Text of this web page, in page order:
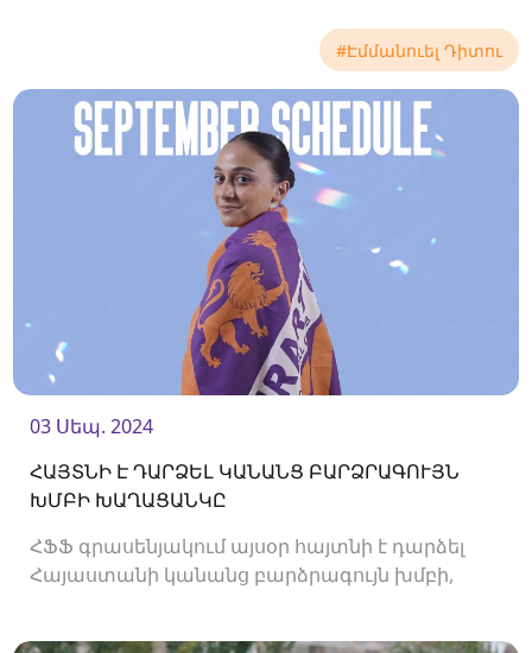
#Էմմանուել Դիտու
03 Սեպ. 2024
ՀԱՅՏՆԻ Է ԴԱՐՁԵԼ ԿԱՆԱՆՑ ԲԱՐՁՐԱԳՈՒՅՆ
ԽՄԲԻ ԽԱՂԱՑԱՆԿԸ
ՀՖՖ գրասենյակում այսօր հայտնի է դարձել
Հայաստանի կանանց բարձրագույն խմբի,